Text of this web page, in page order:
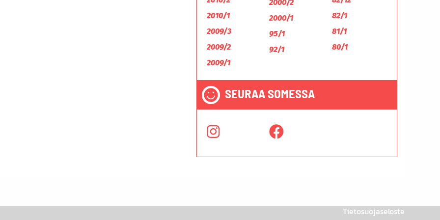
2010/1
2009/3
2009/2
2009/1
2000/2
2000/1
95/1
92/1
82/1
81/1
80/1
SEURAA SOMESSA
Tietosuojaseloste